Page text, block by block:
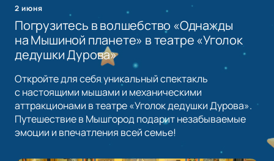
2 июня
Погрузитесь в волшебство «Однажды
на Мышиной планете» в театре «Уголок
дедушки Дурова»
Откройте для себя уникальный спектакль
с настоящими мышами и механическими
аттракционами в театре «Уголок дедушки Дурова».
Путешествие в Мышгород подарит незабываемые
эмоции и впечатления всей семье!